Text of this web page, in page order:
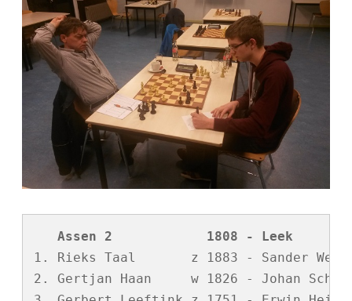
e
Assen 2            1808 - Leek
1. Rieks Taal       z 1883 - Sander
2. Gertjan Haan     w 1826 - Johan